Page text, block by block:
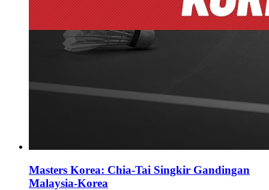
Masters Korea: Chia-Tai Singkir Gandingan
Malaysia-Korea